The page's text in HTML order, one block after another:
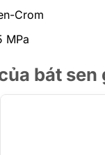
Crom
MPa
bát sen